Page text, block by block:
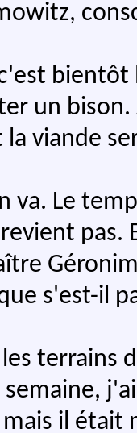
bientôt
un
viande
va. Le
pas.
s'est-il
terrains
il était